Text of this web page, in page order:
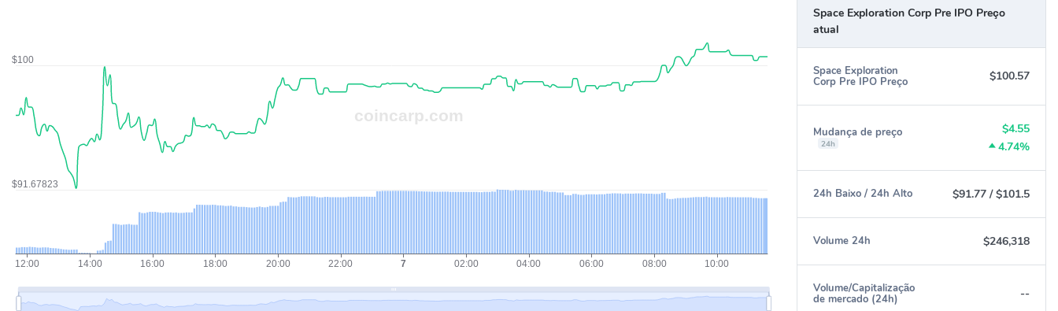
Space Exploration Corp Pre IPO Preço
atual
Space Exploration
Corp Pre IPO Preço $100.57
Mudança de preço
24h
$4.55
4.74%
24h Baixo / 24h Alto $91.77 /$101.5
Volume 24h $246,318
Volume/Capitalização
de mercado (24h) --